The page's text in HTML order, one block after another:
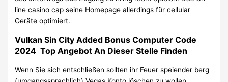
line casino cap seine Homepage allerdings für cellular
Geräte optimiert.
Vulkan Sin City Added Bonus Computer Code
2024 ️ Top Angebot An Dieser Stelle Finden
Wenn Sie sich entschließen sollten ihr Feuer speiender berg